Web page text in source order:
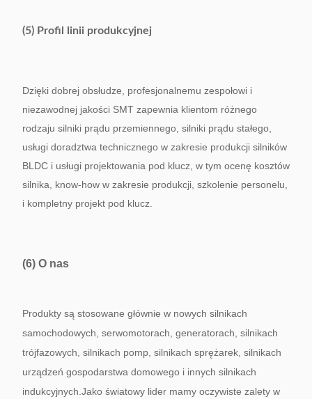
(5) Profil linii produkcyjnej
Dzięki dobrej obsłudze, profesjonalnemu zespołowi i
niezawodnej jakości SMT zapewnia klientom różnego
rodzaju silniki prądu przemiennego, silniki prądu stałego,
usługi doradztwa technicznego w zakresie produkcji silników
BLDC i usługi projektowania pod klucz, w tym ocenę kosztów
silnika, know-how w zakresie produkcji, szkolenie personelu,
i kompletny projekt pod klucz.
(6) O nas
Produkty są stosowane głównie w nowych silnikach
samochodowych, serwomotorach, generatorach, silnikach
trójfazowych, silnikach pomp, silnikach sprężarek, silnikach
urządzeń gospodarstwa domowego i innych silnikach
indukcyjnych.Jako światowy lider mamy oczywiste zalety w